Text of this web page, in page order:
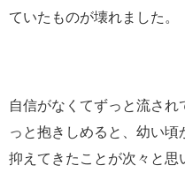
ていたものが壊れました。
自信がなくてずっと流さ
っと抱きしめると、幼い
抑えてきたことが次々と思